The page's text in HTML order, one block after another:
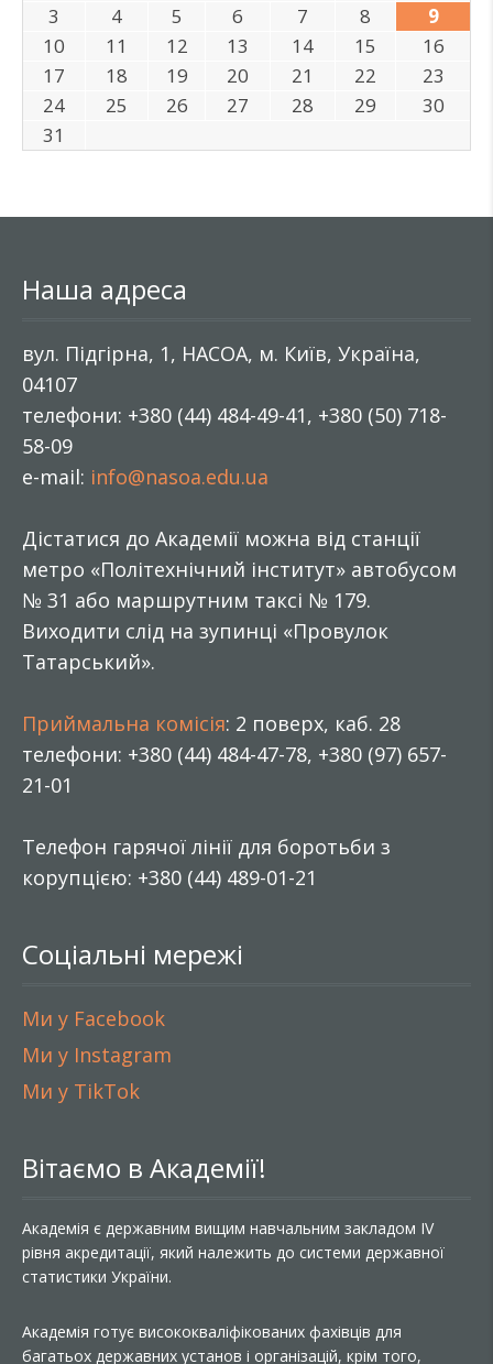
3
4 5 6 7 8
9
10
11 12 13 14 15
16
17
18 19 20 21 22
23
24
25 26 27 28 29
30
31
Наша адреса
вул. Підгірна, 1, НАСОА, м. Київ, Україна,
04107
телефони: +380 (44) 484-49-41, +380 (50) 718-
58-09
e-mail: info@nasoa.edu.ua
Дістатися до Академії можна від станції
метро «Політехнічний інститут» автобусом
№ 31 або маршрутним таксі № 179.
Виходити слід на зупинці «Провулок
Татарський».
Приймальна комісія: 2 поверх, каб. 28
телефони: +380 (44) 484-47-78, +380 (97) 657-
21-01
Телефон гарячої лінії для боротьби з
корупцією: +380 (44) 489-01-21
Соціальні мережі
Ми у Facebook
Ми у Instagram
Ми у TikTok
Вітаємо в Академії!
Академія є державним вищим навчальним закладом IV
рівня акредитації, який належить до системи державної
статистики України.
Академія готує висококваліфікованих фахівців для
багатьох державних установ і організацій, крім того,